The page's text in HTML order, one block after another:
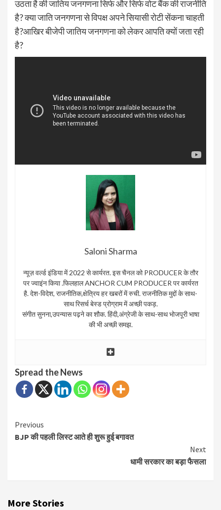
उठता है की जातिय जनगणना सिर्फ और सिर्फ वोट बैंक की राजनीति
है? क्या जाति जनगणना से विपक्ष अपने सियासी रोटी सेंकना चाहती
है?आखिर बीजेपी जातिय जनगणना को लेकर आपति क्यों जता रही
है?
Saloni Sharma
न्यूज़ वर्ल्ड इंडिया में 2022 से कार्यरत. इस चैनल को PRODUCER के तौर
पर ज्वाइंन किया .फिलहाल ANCHOR CUM PRODUCER पर कार्यरत
है. देश-विदेश, राजनीतिक,क्षेत्रिय हर खबरों में रुची. राजनीतिक मुद्दों के साथ-
साथ रिसर्च बेस्ड प्रोग्राम में अच्छी पकड़.
संगीत सुनना,उपन्यास पढ़ने का शौक. हिंदी,अंग्रेजी के साथ-साथ भोजपूरी भाषा
की भी अच्छी समझ.
Spread the News
Continue
Reading
Previous
BJP की पहली लिस्ट आते ही शुरू हुई बगावत
Next
धामी सरकार का बड़ा फैसला
More Stories